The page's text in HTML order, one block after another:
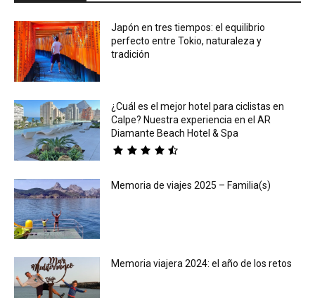
Japón en tres tiempos: el equilibrio
perfecto entre Tokio, naturaleza y
tradición
¿Cuál es el mejor hotel para ciclistas en
Calpe? Nuestra experiencia en el AR
Diamante Beach Hotel & Spa
Memoria de viajes 2025 – Familia(s)
Memoria viajera 2024: el año de los retos